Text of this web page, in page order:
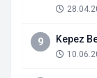
9 Kepez